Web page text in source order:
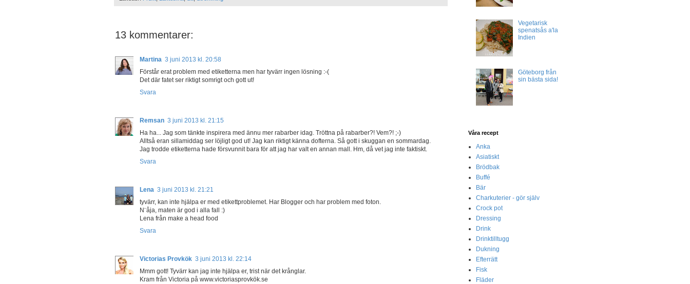
13 kommentarer:
Martina 3 juni 2013 kl. 20:58
Förstår erat problem med etiketterna men har tyvärr ingen lösning :-(
Det där fatet ser riktigt somrigt och gott ut!
Svara
Remsan 3 juni 2013 kl. 21:15
Ha ha... Jag som tänkte inspirera med ännu mer rabarber idag. Tröttna på rabarber?! Vem?! ;-)
Alltså eran sillamiddag ser löjligt god ut! Jag kan riktigt känna dofterna. Så gott i skuggan en sommardag.
Jag trodde etiketterna hade försvunnit bara för att jag har valt en annan mall. Hm, då vet jag inte faktiskt.
Svara
Lena 3 juni 2013 kl. 21:21
tyvärr, kan inte hjälpa er med etikettproblemet. Har Blogger och har problem med foton.
N¨åja, maten är god i alla fall :)
Lena från make a head food
Svara
Victorias Provkök 3 juni 2013 kl. 22:14
Mmm gott! Tyvärr kan jag inte hjälpa er, trist när det krånglar.
Kram från Victoria på www.victoriasprovkök.se
Vegetarisk
spenatsås a'la
Indien
Göteborg från
sin bästa sida!
Våra recept
Anka
Asiatiskt
Brödbak
Buffé
Bär
Charkuterier - gör själv
Crock pot
Dressing
Drink
Drinktilltugg
Dukning
Efterrätt
Fisk
Fläder